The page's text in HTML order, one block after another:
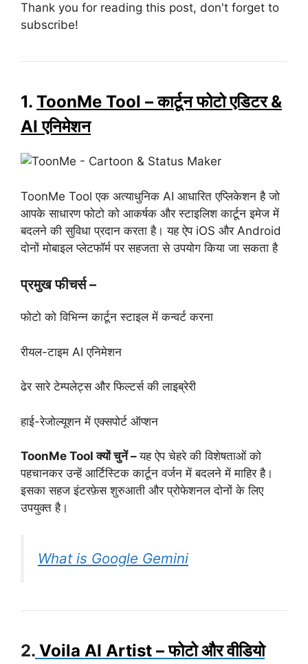
Thank you for reading this post, don't forget to
subscribe!
1. ToonMe Tool – कार्टून फोटो एडिटर &
AI एनिमेशन
ToonMe Tool एक अत्याधुनिक AI आधारित एप्लिकेशन है जो
आपके साधारण फोटो को आकर्षक और स्टाइलिश कार्टून इमेज में
बदलने की सुविधा प्रदान करता है। यह ऐप iOS और Android
दोनों मोबाइल प्लेटफॉर्म पर सहजता से उपयोग किया जा सकता है
प्रमुख फीचर्स –
फोटो को विभिन्न कार्टून स्टाइल में कन्वर्ट करना
रीयल-टाइम AI एनिमेशन
ढेर सारे टेम्पलेट्स और फिल्टर्स की लाइब्रेरी
हाई-रेजोल्यूशन में एक्सपोर्ट ऑप्शन
ToonMe Tool क्यों चुनें –यह ऐप चेहरे की विशेषताओं को
पहचानकर उन्हें आर्टिस्टिक कार्टून वर्जन में बदलने में माहिर है।
इसका सहज इंटरफ़ेस शुरुआती और प्रोफेशनल दोनों के लिए
उपयुक्त है।
What is Google Gemini
2. Voila AI Artist – फोटो और वीडियो